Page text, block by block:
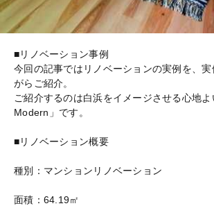
■リノベーション事例
今回の記事ではリノベーションの実例を、
がらご紹介。
ご紹介するのは白浜をイメージさせる心地
Modern」です。
■リノベーション概要
種別：マンションリノベーション
面積：64.19㎡